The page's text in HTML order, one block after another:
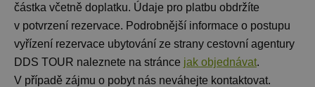
částka včetně doplatku. Údaje pro platbu obdržíte
v potvrzení rezervace. Podrobnější informace o postupu
vyřízení rezervace ubytování ze strany cestovní agentury
DDS TOUR naleznete na stránce jak objednávat.
V případě zájmu o pobyt nás neváhejte kontaktovat.